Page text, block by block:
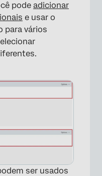
pode adicionar
e usar o
para vários
ser usados